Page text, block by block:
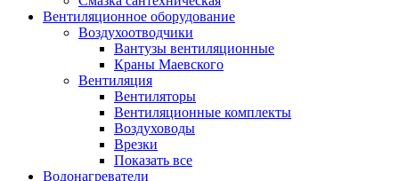
Вентиляционное оборудование
Воздухоотводчики
Вантузы вентиляционные
Краны Маевского
Вентиляция
Вентиляторы
Вентиляционные комплекты
Воздуховоды
Врезки
Показать все
Водонагреватели